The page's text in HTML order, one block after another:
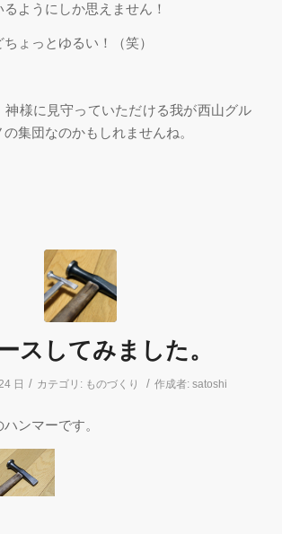
ようにしか思えません！
ょっとゆるい！（笑）
神様に見守っていただける我が西山グル
集団なのかもしれませんね。
スしてみました。
日 / カテゴリ: ものづくり / 作成者: satoshi
ンマーです。